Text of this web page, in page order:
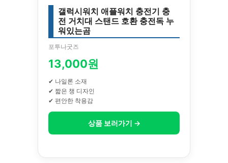
갤럭시워치 애플워치 충전기 충
전 거치대 스탠드 호환 충전독 누
워있는곰
포투나굿즈
13,000원
✔ 나일론 소재
✔ 짧은 챙 디자인
✔ 편안한 착용감
상품 보러가기 →